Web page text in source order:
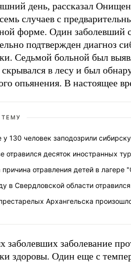
день, рассказал
случаев с
форме. Один заболевший
подтвержден диагноз
Седьмой больной был
скрывался в лесу и был
опьянения. В настоящее
ТЕМУ
130 человек заподозрили
отравился десяток иностранных
причина отравления детей в лагере
в Свердловской области
Архангельска
заболевших заболевание
здоровы. Один еще с